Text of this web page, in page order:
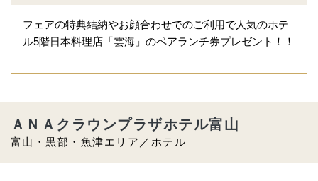
フェアの特典結納やお顔合わせでのご利用で人気のホテ
ル5階日本料理店「雲海」のペアランチ券プレゼント！！
富山・黒部・魚津エリア／ホテル
ＡＮＡクラウンプラザホテル富山